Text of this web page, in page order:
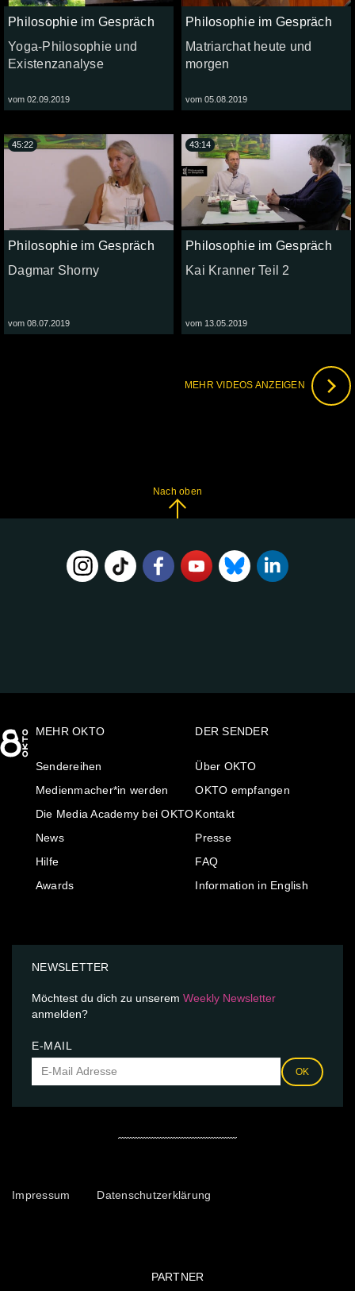
Philosophie im Gespräch
Yoga-Philosophie und
Existenzanalyse
vom 02.09.2019
Philosophie im Gespräch
Matriarchat heute und
morgen
vom 05.08.2019
Philosophie im Gespräch
Dagmar Shorny
vom 08.07.2019
45:22
Philosophie im Gespräch
Kai Kranner Teil 2
vom 13.05.2019
43:14
MEHR VIDEOS ANZEIGEN
Nach oben
MEHR OKTO
Sendereihen
Medienmacher*in werden
Die Media Academy bei OKTO
News
Hilfe
Awards
DER SENDER
Über OKTO
OKTO empfangen
Kontakt
Presse
FAQ
Information in English
NEWSLETTER
Möchtest du dich zu unserem Weekly Newsletter
anmelden?
E-MAIL
OK
Impressum Datenschutzerklärung
PARTNER